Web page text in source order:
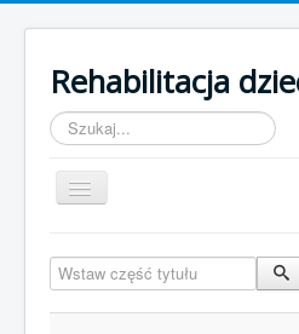
Rehabilitacja
Szukaj...
Toggle
Navigation
Wstaw część tytułu